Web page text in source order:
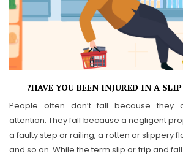
HAVE YOU BEEN INJURED IN A
People often don’t fall because they
attention. They fall because a negligent
a faulty step or railing, a rotten or slippery
and so on. While the term slip or trip and